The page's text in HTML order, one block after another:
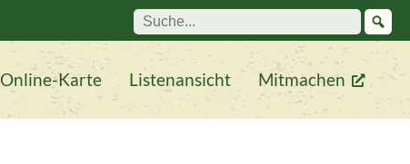
Suche:
Online-Karte Listenansicht Mitmachen